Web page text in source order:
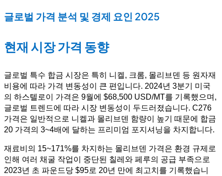
글로벌 가격 분석 및 경제 요인 2025
현재 시장 가격 동향
글로벌 특수 합금 시장은 특히 니켈, 크롬, 몰리브덴 등 원자재
비용에 따라 가격 변동성이 큰 편입니다. 2024년 3분기 미국
의 하스텔로이 가격은 9월에 $68,500 USD/MT를 기록했으며,
글로벌 트렌드에 따라 시장 변동성이 두드러졌습니다. C276
가격은 일반적으로 니켈과 몰리브덴 함량이 높기 때문에 합금
20 가격의 3~4배에 달하는 프리미엄 포지셔닝을 차지합니다.
재료비의 15~171%를 차지하는 몰리브덴 가격은 환경 규제로
인해 여러 채굴 작업이 중단된 칠레와 페루의 공급 부족으로
2023년 초 파운드당 $95로 20년 만에 최고치를 기록했습니